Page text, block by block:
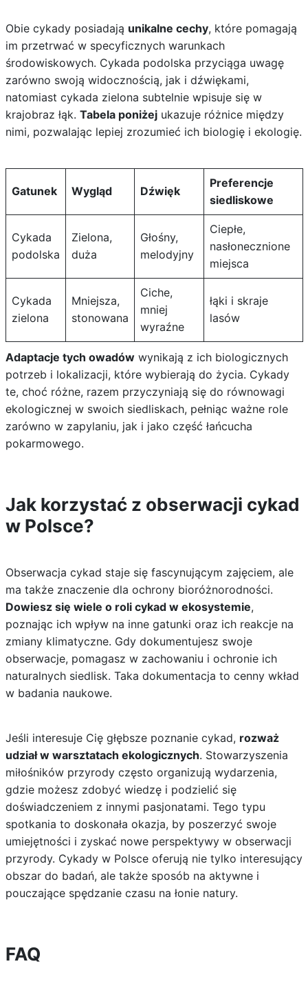
Obie cykady posiadają unikalne cechy, które pomagają
im przetrwać w specyficznych warunkach
środowiskowych. Cykada podolska przyciąga uwagę
zarówno swoją widocznością, jak i dźwiękami,
natomiast cykada zielona subtelnie wpisuje się w
krajobraz łąk. Tabela poniżejukazuje różnice między
nimi, pozwalając lepiej zrozumieć ich biologię i ekologię.
Gatunek Wygląd Dźwięk
Preferencje
siedliskowe
Cykada
podolska
Zielona,
duża
Głośny,
melodyjny
Ciepłe,
nasłonecznione
miejsca
Cykada
zielona
Mniejsza,
stonowana
Ciche,
mniej
wyraźne
łąki i skraje
lasów
Adaptacje tych owadówwynikają z ich biologicznych
potrzeb i lokalizacji, które wybierają do życia. Cykady
te, choć różne, razem przyczyniają się do równowagi
ekologicznej w swoich siedliskach, pełniąc ważne role
zarówno w zapylaniu, jak i jako część łańcucha
pokarmowego.
Jak korzystać z obserwacji cykad
w Polsce?
Obserwacja cykad staje się fascynującym zajęciem, ale
ma także znaczenie dla ochrony bioróżnorodności.
Dowiesz się wiele o roli cykad w ekosystemie,
poznając ich wpływ na inne gatunki oraz ich reakcje na
zmiany klimatyczne. Gdy dokumentujesz swoje
obserwacje, pomagasz w zachowaniu i ochronie ich
naturalnych siedlisk. Taka dokumentacja to cenny wkład
w badania naukowe.
Jeśli interesuje Cię głębsze poznanie cykad, rozważ
udział w warsztatach ekologicznych. Stowarzyszenia
miłośników przyrody często organizują wydarzenia,
gdzie możesz zdobyć wiedzę i podzielić się
doświadczeniem z innymi pasjonatami. Tego typu
spotkania to doskonała okazja, by poszerzyć swoje
umiejętności i zyskać nowe perspektywy w obserwacji
przyrody. Cykady w Polsce oferują nie tylko interesujący
obszar do badań, ale także sposób na aktywne i
pouczające spędzanie czasu na łonie natury.
FAQ